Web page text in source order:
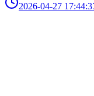
2026-04-27